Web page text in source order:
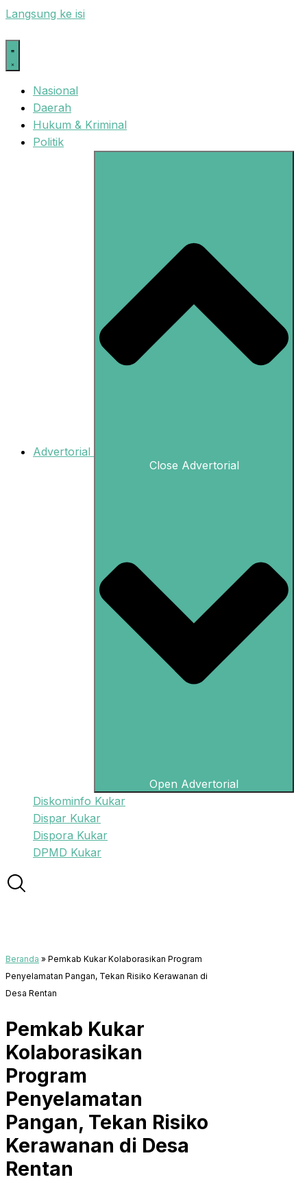
Langsung ke isi
Nasional
Daerah
Hukum & Kriminal
Politik
Advertorial
Close Advertorial
Open Advertorial
Diskominfo Kukar
Dispar Kukar
Dispora Kukar
DPMD Kukar
Beranda » Pemkab Kukar Kolaborasikan Program
Penyelamatan Pangan, Tekan Risiko Kerawanan di
Desa Rentan
Pemkab Kukar
Kolaborasikan
Program
Penyelamatan
Pangan, Tekan Risiko
Kerawanan di Desa
Rentan